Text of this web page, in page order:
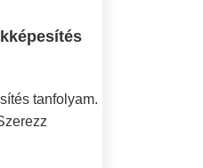
tanfolyam.